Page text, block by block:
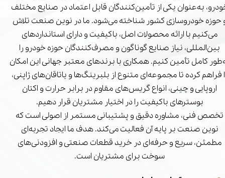
به‌عنوان یکی از تأمین‌کنندگان قابل اعتماد در صنایع مختلف
حوزه خودروسازی کشور شناخته می‌شود. ما در نوین صنعت تلاش
می‌کنیم با ارائه محصولات اصل، باکیفیت و دارای استانداردهای
بین‌المللی، نیاز صنایع گوناگون و مصرف‌کنندگان حوزه خودرو را
کامل تأمین کنیم. همکاری با برندهای معتبر جهانی این امکان
فراهم کرده تا مجموعه‌ای متنوع از بلبرینگ‌ها و یاتاقان‌های ژاپنی،
اروپایی و چینی، انواع گریس‌های مقاوم در برابر حرارت و اکتان
بوسترهای باکیفیت را در اختیار مشتریان قرار دهیم.
تخصص فنی، مشاوره دقیق و پشتیبانی مستمر از اصولی است که
نوین صنعت بر پایه آن فعالیت می‌کند. هدف ما ایجاد تجربه‌ای
مطمئن، سریع و حرفه‌ای در خرید قطعات صنعتی و افزودنی‌های
سوخت برای مشتریان است.